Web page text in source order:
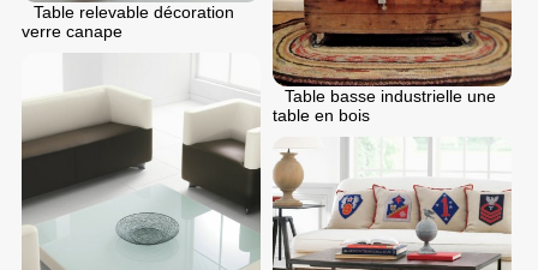
Table relevable décoration
verre canape
Table basse industrielle une
table en bois